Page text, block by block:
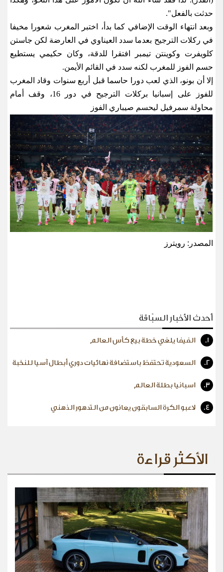
حدثت ⁠بالفعل".
وبعد انتهاء ​الوقت الإضافي كما بدأ، اختبر المغرب شعورا مخيفا
في ركلات الترجيح بعدما سدد العيناوي في ​العارضة لكن جاستن
كلويفرت وكوينتن تيمبر افتقرا للدقة، وكان حكيمي يستطيع
حسم الفوز للمغرب لكنه سدد في القائم الأيمن.
إلا أن بونو، الذي لعب دورا حاسما قبل أربع سنوات وقاد المغرب
للفوز ​على إسبانيا بركلات الترجيح في دور 16، وقف أمام
محاولة سمرفيل ليحسم صيباري الفوز
المصدر: رويترز
أحدث الأخبار السبّاقة
1. الفيفا يلغي خطة بيع كأس العالم
2. السعودية تحتفظ باستضافة نهائيات دوري أبطال آسيا للنخبة
3. اسبانيا بطلة العالم
4. لاعبو الكرة السابقون يعانون من التدهور الذهني
الأكثر قراءة